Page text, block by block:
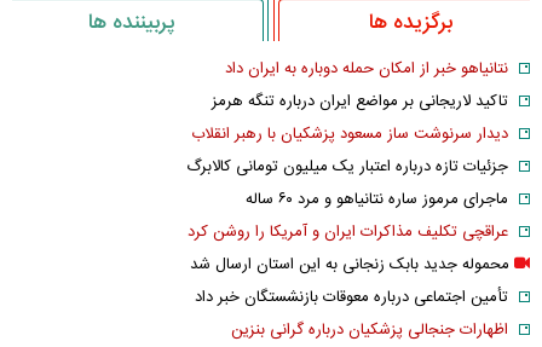
برگزیده ها پربیننده ها
نتانیاهو خبر از امکان حمله دوباره به ایران داد
تاکید لاریجانی بر مواضع ایران درباره تنگه هرمز
دیدار سرنوشت ساز مسعود پزشکیان با رهبر انقلاب
جزئیات تازه درباره اعتبار یک میلیون تومانی کالابرگ
ماجرای مرموز ساره نتانیاهو و مرد ۶۰ ساله
عراقچی تکلیف مذاکرات ایران و آمریکا را روشن کرد
محموله جدید بابک زنجانی به این استان ارسال شد
تأمین اجتماعی درباره معوقات بازنشستگان خبر داد
اظهارات جنجالی پزشکیان درباره گرانی بنزین